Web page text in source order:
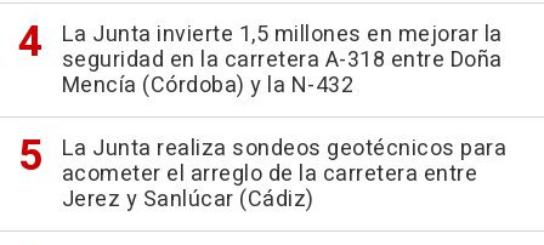
La Junta invierte 1,5 millones en mejorar la
seguridad en la carretera A-318 entre Doña
Mencía (Córdoba) y la N-432
La Junta realiza sondeos geotécnicos para
acometer el arreglo de la carretera entre
Jerez y Sanlúcar (Cádiz)